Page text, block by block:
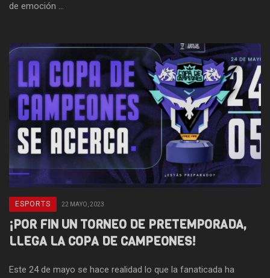
de emoción ...
ESPORTS 22 MAYO, 2023
¡POR FIN UN TORNEO DE PRETEMPORADA,
LLEGA LA COPA DE CAMPEONES!
Este 24 de mayo se hace realidad lo que la fanaticada ha